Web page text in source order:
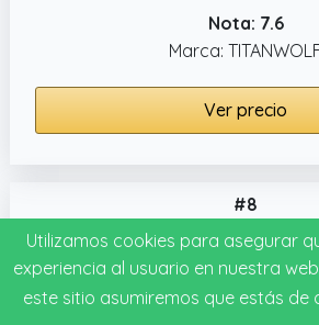
Nota: 7.6
Marca:
Ver precio
#8
Utilizamos cookies para asegurar
experiencia al usuario en nuestra
este sitio asumiremos que estás de